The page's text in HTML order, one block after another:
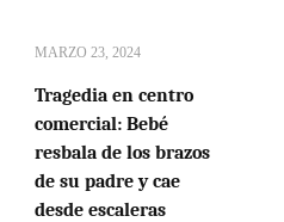
MARZO 23, 2024
Tragedia en centro
comercial: Bebé
resbala de los brazos
de su padre y cae
desde escaleras